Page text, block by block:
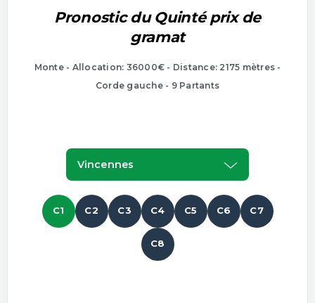
Pronostic du Quinté prix de
gramat
Monte - Allocation: 36000€ - Distance: 2175 mètres -
Corde gauche - 9 Partants
Vincennes
C1 C2 C3 C4 C5 C6 C7
C8